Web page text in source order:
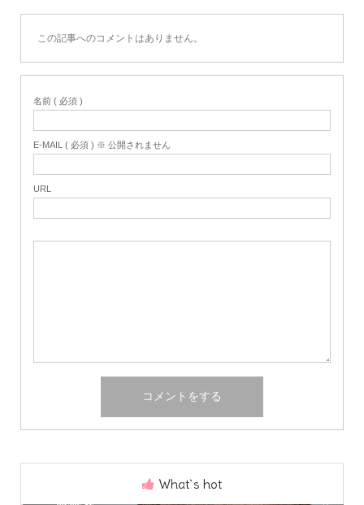
この記事へのコメントはありません。
名前 ( 必須 )
E-MAIL ( 必須 ) ※ 公開されません
URL
What`s hot
Share Search